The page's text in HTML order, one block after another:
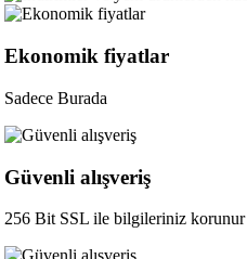
Ekonomik fiyatlar
Sadece Burada
Güvenli alışveriş
256 Bit SSL ile bilgileriniz korunur